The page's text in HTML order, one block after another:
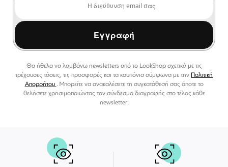
Εγγραφή
Θα ήθελα να λαμβάνω newsletters από το LookShop σχετικά με τις
τρέχουσες τάσεις, τις προσφορές και τα κουπόνια σύμφωνα με την Πολιτική
Απορρήτου . Μπορείτε να ανακαλέσετε τη συγκατάθεσή σας όποτε το
θελήσετε χρησιμοποιώντας τον σύνδεσμο διαγραφής στο τέλος κάθε
newsletter.